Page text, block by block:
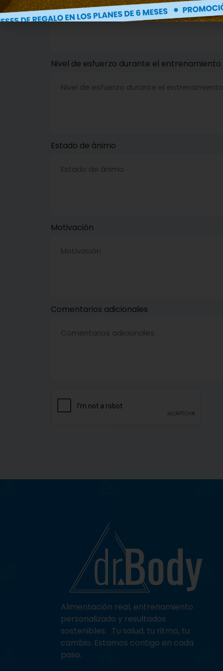
Nivel de esfuerzo durante el entrenamiento
Estado de ánimo
Motivación
Comentarios adicionales
Alimentación real, entrenamiento
personalizado y resultados
sostenibles. Tu salud, tu ritmo, tu
cambio. Estamos contigo en cada
paso.